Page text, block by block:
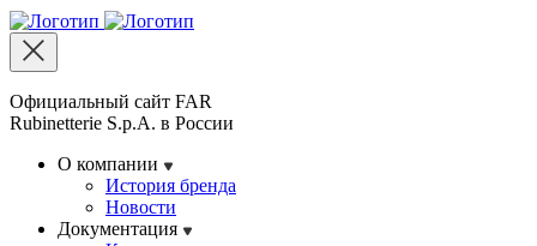
Официальный сайт FAR
Rubinetterie S.p.A. в России
О компании
История бренда
Новости
Документация